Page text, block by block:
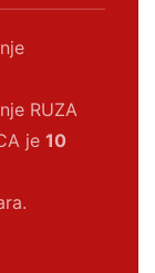
RUZA
je 10